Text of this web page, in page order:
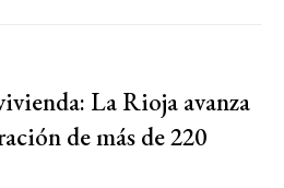
La Rioja avanza
de más de 220